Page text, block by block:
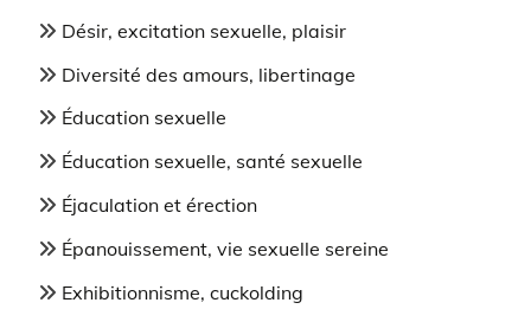
Désir, excitation sexuelle, plaisir
Diversité des amours, libertinage
Éducation sexuelle
Éducation sexuelle, santé sexuelle
Éjaculation et érection
Épanouissement, vie sexuelle sereine
Exhibitionnisme, cuckolding